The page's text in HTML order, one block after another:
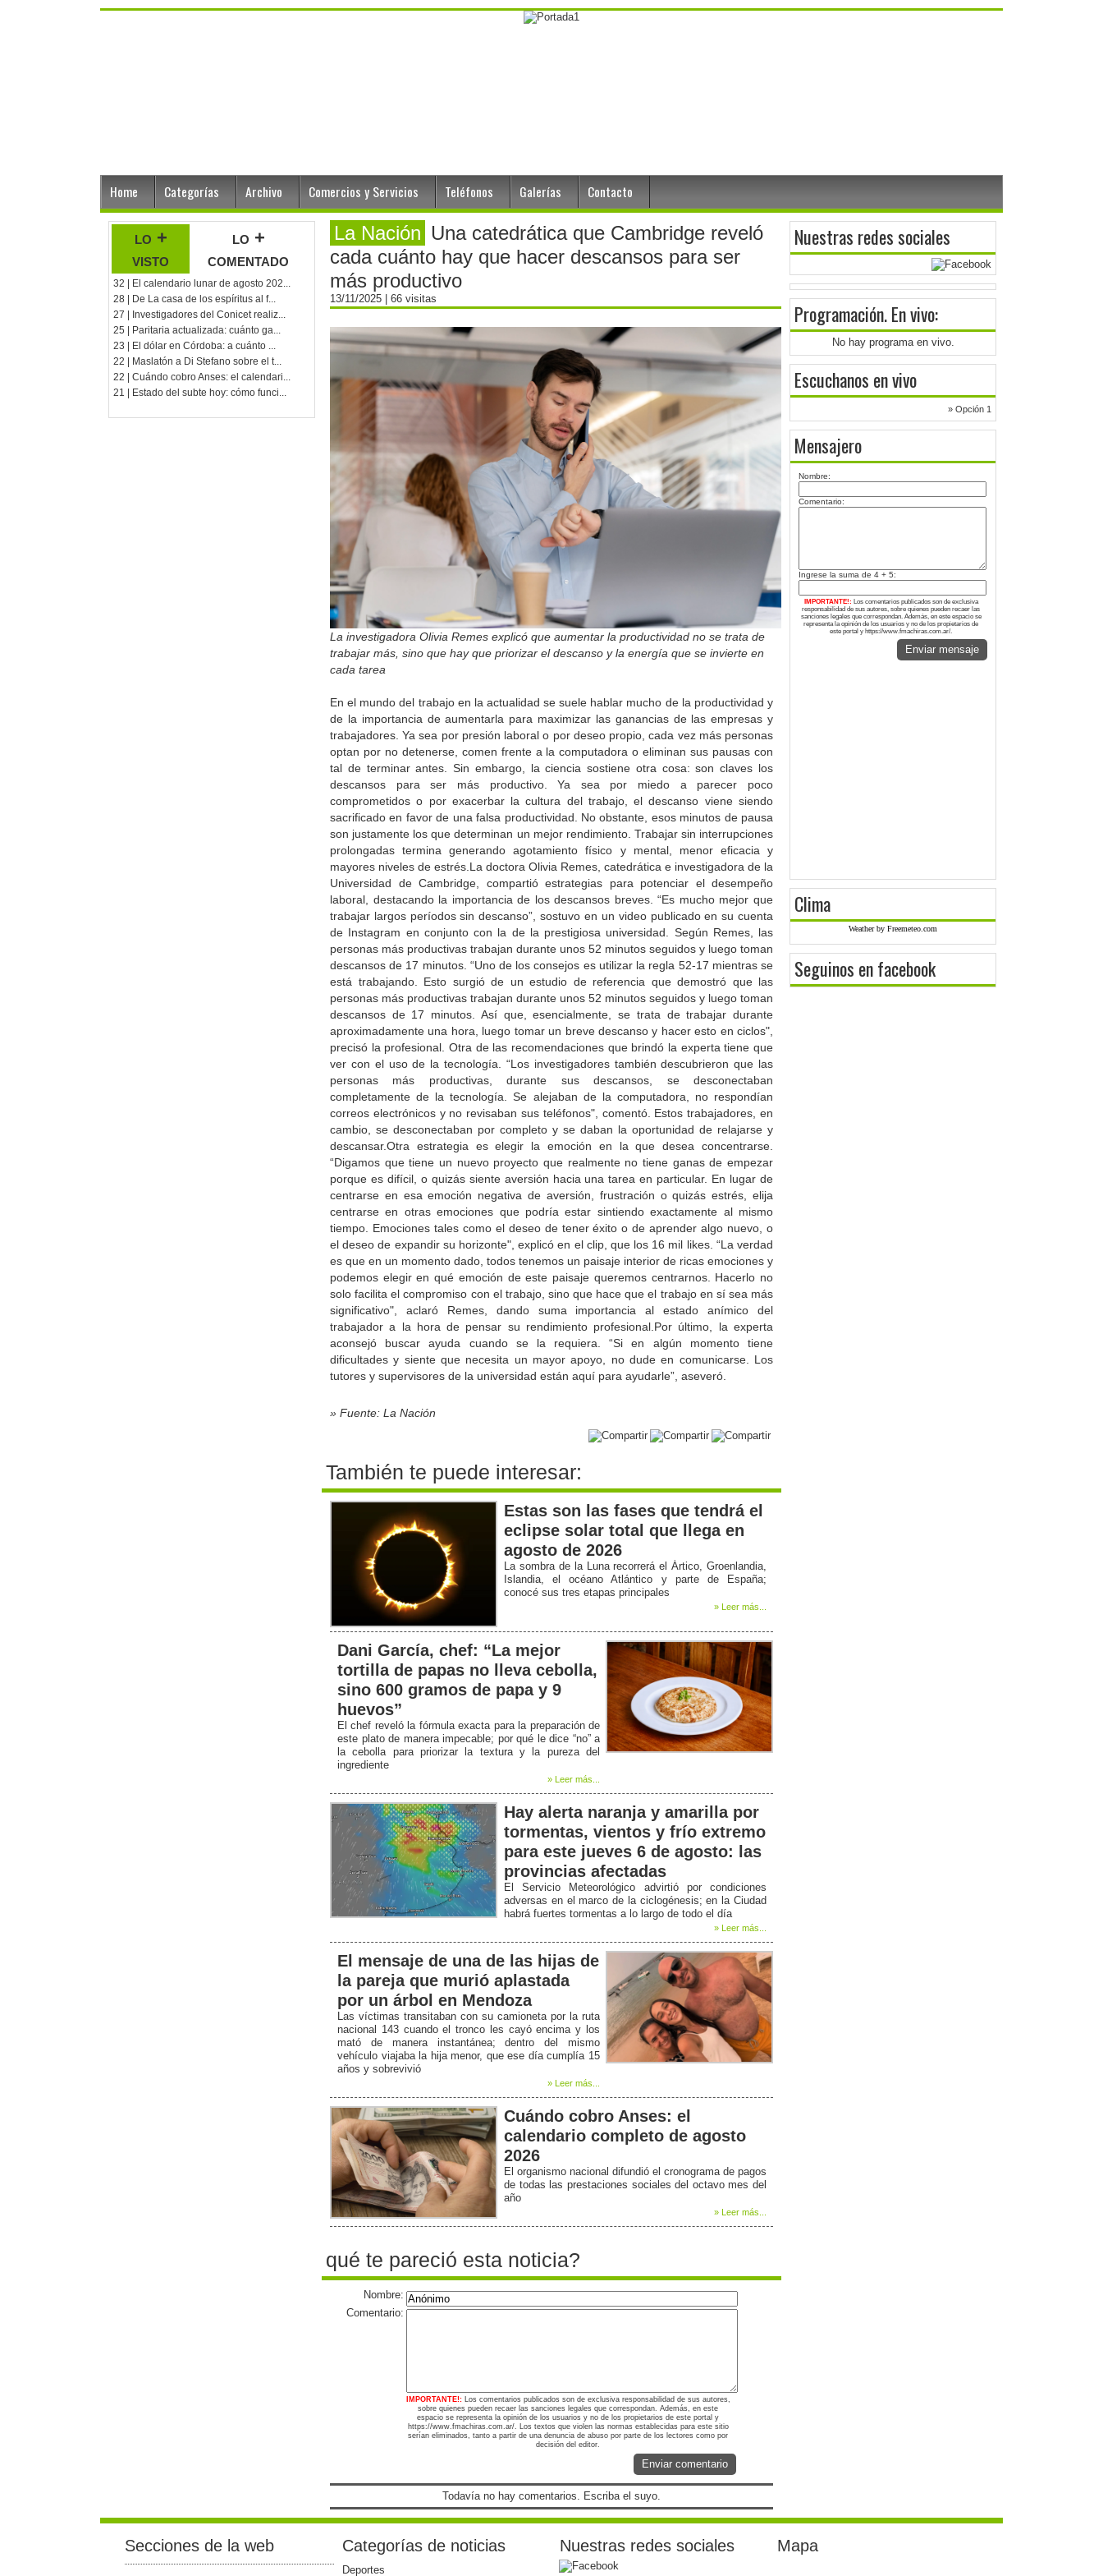
Home Categorías Archivo Comercios y Servicios Teléfonos Galerías Contacto
lo +
visto
lo +
comentado
32 | El calendario lunar de agosto 202...
28 | De La casa de los espíritus al f...
27 | Investigadores del Conicet realiz...
25 | Paritaria actualizada: cuánto ga...
23 | El dólar en Córdoba: a cuánto ...
22 | Maslatón a Di Stefano sobre el t...
22 | Cuándo cobro Anses: el calendari...
21 | Estado del subte hoy: cómo funci...
La Nación Una catedrática que Cambridge reveló
cada cuánto hay que hacer descansos para ser
más productivo
13/11/2025 | 66 visitas
La investigadora Olivia Remes explicó que aumentar la productividad no se trata de
trabajar más, sino que hay que priorizar el descanso y la energía que se invierte en
cada tarea
En el mundo del trabajo en la actualidad se suele hablar mucho de la productividad y
de la importancia de aumentarla para maximizar las ganancias de las empresas y
trabajadores. Ya sea por presión laboral o por deseo propio, cada vez más personas
optan por no detenerse, comen frente a la computadora o eliminan sus pausas con
tal de terminar antes. Sin embargo, la ciencia sostiene otra cosa: son claves los
descansos para ser más productivo. Ya sea por miedo a parecer poco
comprometidos o por exacerbar la cultura del trabajo, el descanso viene siendo
sacrificado en favor de una falsa productividad. No obstante, esos minutos de pausa
son justamente los que determinan un mejor rendimiento. Trabajar sin interrupciones
prolongadas termina generando agotamiento físico y mental, menor eficacia y
mayores niveles de estrés.La doctora Olivia Remes, catedrática e investigadora de la
Universidad de Cambridge, compartió estrategias para potenciar el desempeño
laboral, destacando la importancia de los descansos breves. “Es mucho mejor que
trabajar largos períodos sin descanso”, sostuvo en un video publicado en su cuenta
de Instagram en conjunto con la de la prestigiosa universidad. Según Remes, las
personas más productivas trabajan durante unos 52 minutos seguidos y luego toman
descansos de 17 minutos. “Uno de los consejos es utilizar la regla 52-17 mientras se
está trabajando. Esto surgió de un estudio de referencia que demostró que las
personas más productivas trabajan durante unos 52 minutos seguidos y luego toman
descansos de 17 minutos. Así que, esencialmente, se trata de trabajar durante
aproximadamente una hora, luego tomar un breve descanso y hacer esto en ciclos",
precisó la profesional. Otra de las recomendaciones que brindó la experta tiene que
ver con el uso de la tecnología. “Los investigadores también descubrieron que las
personas más productivas, durante sus descansos, se desconectaban
completamente de la tecnología. Se alejaban de la computadora, no respondían
correos electrónicos y no revisaban sus teléfonos", comentó. Estos trabajadores, en
cambio, se desconectaban por completo y se daban la oportunidad de relajarse y
descansar.Otra estrategia es elegir la emoción en la que desea concentrarse.
“Digamos que tiene un nuevo proyecto que realmente no tiene ganas de empezar
porque es difícil, o quizás siente aversión hacia una tarea en particular. En lugar de
centrarse en esa emoción negativa de aversión, frustración o quizás estrés, elija
centrarse en otras emociones que podría estar sintiendo exactamente al mismo
tiempo. Emociones tales como el deseo de tener éxito o de aprender algo nuevo, o
el deseo de expandir su horizonte", explicó en el clip, que los 16 mil likes. “La verdad
es que en un momento dado, todos tenemos un paisaje interior de ricas emociones y
podemos elegir en qué emoción de este paisaje queremos centrarnos. Hacerlo no
solo facilita el compromiso con el trabajo, sino que hace que el trabajo en sí sea más
significativo", aclaró Remes, dando suma importancia al estado anímico del
trabajador a la hora de pensar su rendimiento profesional.Por último, la experta
aconsejó buscar ayuda cuando se la requiera. “Si en algún momento tiene
dificultades y siente que necesita un mayor apoyo, no dude en comunicarse. Los
tutores y supervisores de la universidad están aquí para ayudarle”, aseveró.
» Fuente: La Nación
También te puede interesar:
Estas son las fases que tendrá el
eclipse solar total que llega en
agosto de 2026
La sombra de la Luna recorrerá el Ártico, Groenlandia,
Islandia, el océano Atlántico y parte de España;
conocé sus tres etapas principales
» Leer más...
Dani García, chef: “La mejor
tortilla de papas no lleva cebolla,
sino 600 gramos de papa y 9
huevos”
El chef reveló la fórmula exacta para la preparación de
este plato de manera impecable; por qué le dice “no” a
la cebolla para priorizar la textura y la pureza del
ingrediente
» Leer más...
Hay alerta naranja y amarilla por
tormentas, vientos y frío extremo
para este jueves 6 de agosto: las
provincias afectadas
El Servicio Meteorológico advirtió por condiciones
adversas en el marco de la ciclogénesis; en la Ciudad
habrá fuertes tormentas a lo largo de todo el día
» Leer más...
El mensaje de una de las hijas de
la pareja que murió aplastada
por un árbol en Mendoza
Las víctimas transitaban con su camioneta por la ruta
nacional 143 cuando el tronco les cayó encima y los
mató de manera instantánea; dentro del mismo
vehículo viajaba la hija menor, que ese día cumplía 15
años y sobrevivió
» Leer más...
Cuándo cobro Anses: el
calendario completo de agosto
2026
El organismo nacional difundió el cronograma de pagos
de todas las prestaciones sociales del octavo mes del
año
» Leer más...
qué te pareció esta noticia?
Nombre:
Comentario:
IMPORTANTE!:
Los comentarios publicados son de exclusiva responsabilidad de sus autores,
sobre quienes pueden recaer las sanciones legales que correspondan. Además, en este
espacio se representa la opinión de los usuarios y no de los propietarios de este portal y
https://www.fmachiras.com.ar/. Los textos que violen las normas establecidas para este sitio
serían eliminados, tanto a partir de una denuncia de abuso por parte de los lectores como por
decisión del editor.
Enviar comentario
Todavía no hay comentarios. Escriba el suyo.
Nuestras redes sociales
Programación. En vivo:
No hay programa en vivo.
Escuchanos en vivo
» Opción 1
Mensajero
Nombre:
Comentario:
Ingrese la suma de 4 + 5:
IMPORTANTE!: Los comentarios publicados son de exclusiva
responsabilidad de sus autores, sobre quienes pueden recaer las
sanciones legales que correspondan. Además, en este espacio se
representa la opinión de los usuarios y no de los propietarios de
este portal y https://www.fmachiras.com.ar/.
Enviar mensaje
Clima
Weather by Freemeteo.com
Seguinos en facebook
Secciones de la web Categorías de noticias
Deportes
Nuestras redes sociales Mapa